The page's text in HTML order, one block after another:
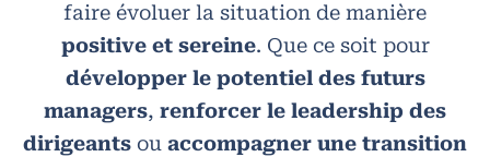
faire évoluer la situation de manière
positive et sereine. Que ce soit pour
développer le potentiel des futurs
managers, renforcer le leadership des
dirigeants ou accompagner une transition